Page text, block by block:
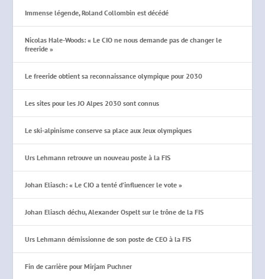
Immense légende, Roland Collombin est décédé
Nicolas Hale-Woods: « Le CIO ne nous demande pas de changer le
freeride »
Le freeride obtient sa reconnaissance olympique pour 2030
Les sites pour les JO Alpes 2030 sont connus
Le ski-alpinisme conserve sa place aux Jeux olympiques
Urs Lehmann retrouve un nouveau poste à la FIS
Johan Eliasch: « Le CIO a tenté d’influencer le vote »
Johan Eliasch déchu, Alexander Ospelt sur le trône de la FIS
Urs Lehmann démissionne de son poste de CEO à la FIS
Fin de carrière pour Mirjam Puchner